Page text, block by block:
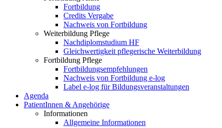
Fortbildung
Credits Vergabe
Nachweis von Fortbildung
Weiterbildung Pflege
Nachdiplomstudium HF
Gleichwertigkeit pflegerische Weiterbildung
Fortbildung Pflege
Fortbildungsempfehlungen
Nachweis von Fortbildung e-log
Label e-log für Bildungsveranstaltungen
Agenda
PatientInnen & Angehörige
Informationen
Allgemeine Informationen